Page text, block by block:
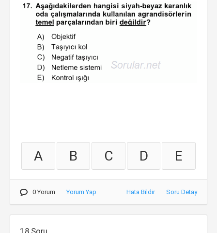
A B C D E
0 Yorum Yorum Yap Hata Bildir Soru Detay
18.Soru